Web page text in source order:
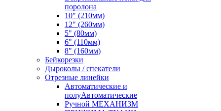
поролона
10" (210мм)
12" (260мм)
5" (80мм)
6" (110мм)
8" (160мм)
Бейкорезки
Дыроколы / спекатели
Отрезные линейки
Автоматические и
полуАвтоматические
Ручной МЕХАНИЗМ